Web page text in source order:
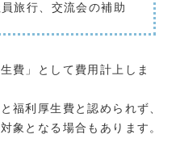
旅行、交流会の補助
費」として費用計上しま
福利厚生費と認められず、
象となる場合もあります。